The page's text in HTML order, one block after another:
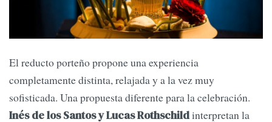
El reducto porteño propone una experiencia
completamente distinta, relajada y a la vez muy
sofisticada. Una propuesta diferente para la celebración.
Inés de los Santos y Lucas Rothschildinterpretan la